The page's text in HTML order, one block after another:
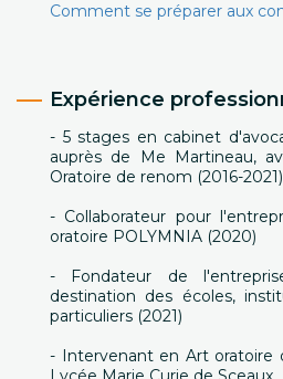
Comment se préparer aux
Expérience
- 5 stages en cabinet
auprès de Me Martineau,
Oratoire de renom (2016-2021)
- Collaborateur pour
oratoire POLYMNIA (2020)
- Fondateur de
destination des écoles,
particuliers (2021)
- Intervenant en Art oratoire